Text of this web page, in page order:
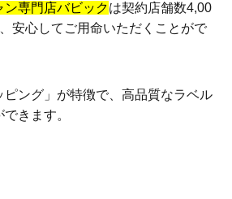
ン専門店バビックは契約店舗数4,00
安心してご用命いただくことがで
ピング」が特徴で、高品質なラベル
きます。